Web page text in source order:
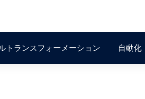
トランスフォーメーション 自動化